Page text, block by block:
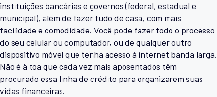
instituições bancárias e governos (federal, estadual e
municipal), além de fazer tudo de casa, com mais
facilidade e comodidade. Você pode fazer todo o processo
do seu celular ou computador, ou de qualquer outro
dispositivo móvel que tenha acesso à internet banda larga.
Não é à toa que cada vez mais aposentados têm
procurado essa linha de crédito para organizarem suas
vidas financeiras.